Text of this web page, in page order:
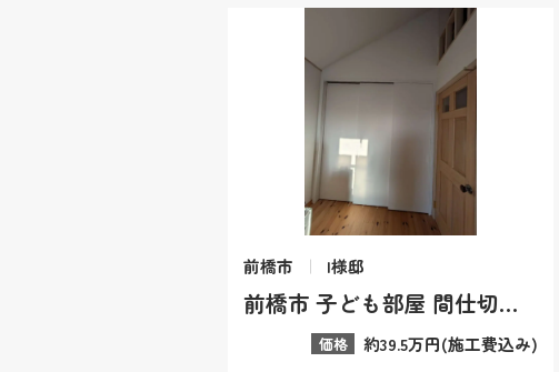
前橋市 I様邸
前橋市 子ども部屋 間仕切り｜費用と事例
価格 約39.5万円(施工費込み)